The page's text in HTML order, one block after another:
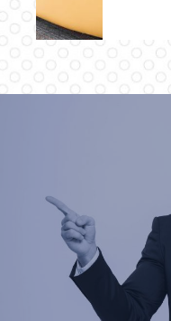
Ingreso como
Ambiental: